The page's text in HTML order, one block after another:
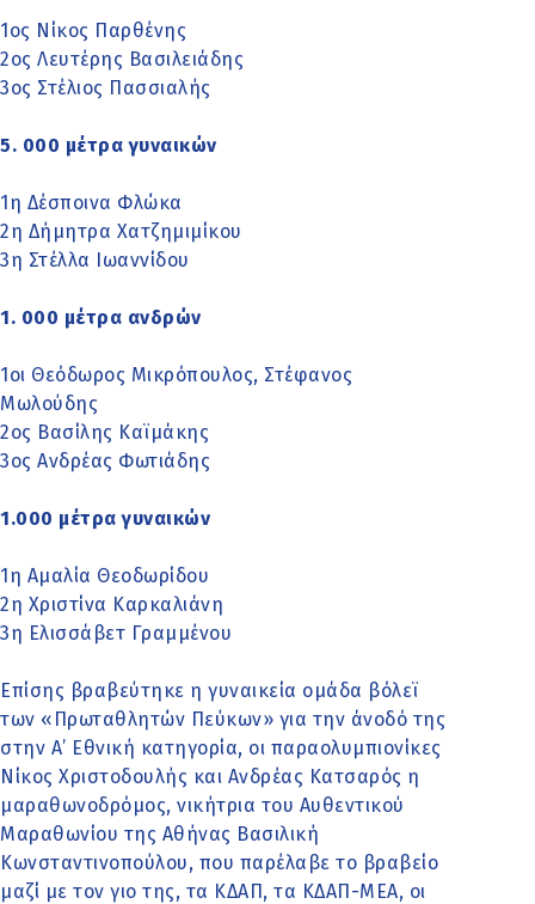
1ος Νίκος Παρθένης
2ος Λευτέρης Βασιλειάδης
3ος Στέλιος Πασσιαλής
5. 000 μέτρα γυναικών
1η Δέσποινα Φλώκα
2η Δήμητρα Χατζημιμίκου
3η Στέλλα Ιωαννίδου
1. 000 μέτρα ανδρών
1οι Θεόδωρος Μικρόπουλος, Στέφανος
Μωλούδης
2ος Βασίλης Καϊμάκης
3ος Ανδρέας Φωτιάδης
1.000 μέτρα γυναικών
1η Αμαλία Θεοδωρίδου
2η Χριστίνα Καρκαλιάνη
3η Ελισσάβετ Γραμμένου
Επίσης βραβεύτηκε η γυναικεία ομάδα βόλεϊ
των «Πρωταθλητών Πεύκων» για την άνοδό της
στην Α’ Εθνική κατηγορία, οι παραολυμπιονίκες
Νίκος Χριστοδουλής και Ανδρέας Κατσαρός η
μαραθωνοδρόμος, νικήτρια του Αυθεντικού
Μαραθωνίου της Αθήνας Βασιλική
Κωνσταντινοπούλου, που παρέλαβε το βραβείο
μαζί με τον γιο της, τα ΚΔΑΠ, τα ΚΔΑΠ-ΜΕΑ, οι